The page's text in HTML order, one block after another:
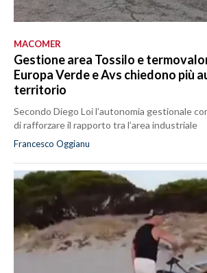
MACOMER
Gestione area Tossilo e
Europa Verde e Avs chiedono più
territorio
Secondo Diego Loi l’autonomia gestionale
di rafforzare il rapporto tra l’area industriale
Francesco Oggianu